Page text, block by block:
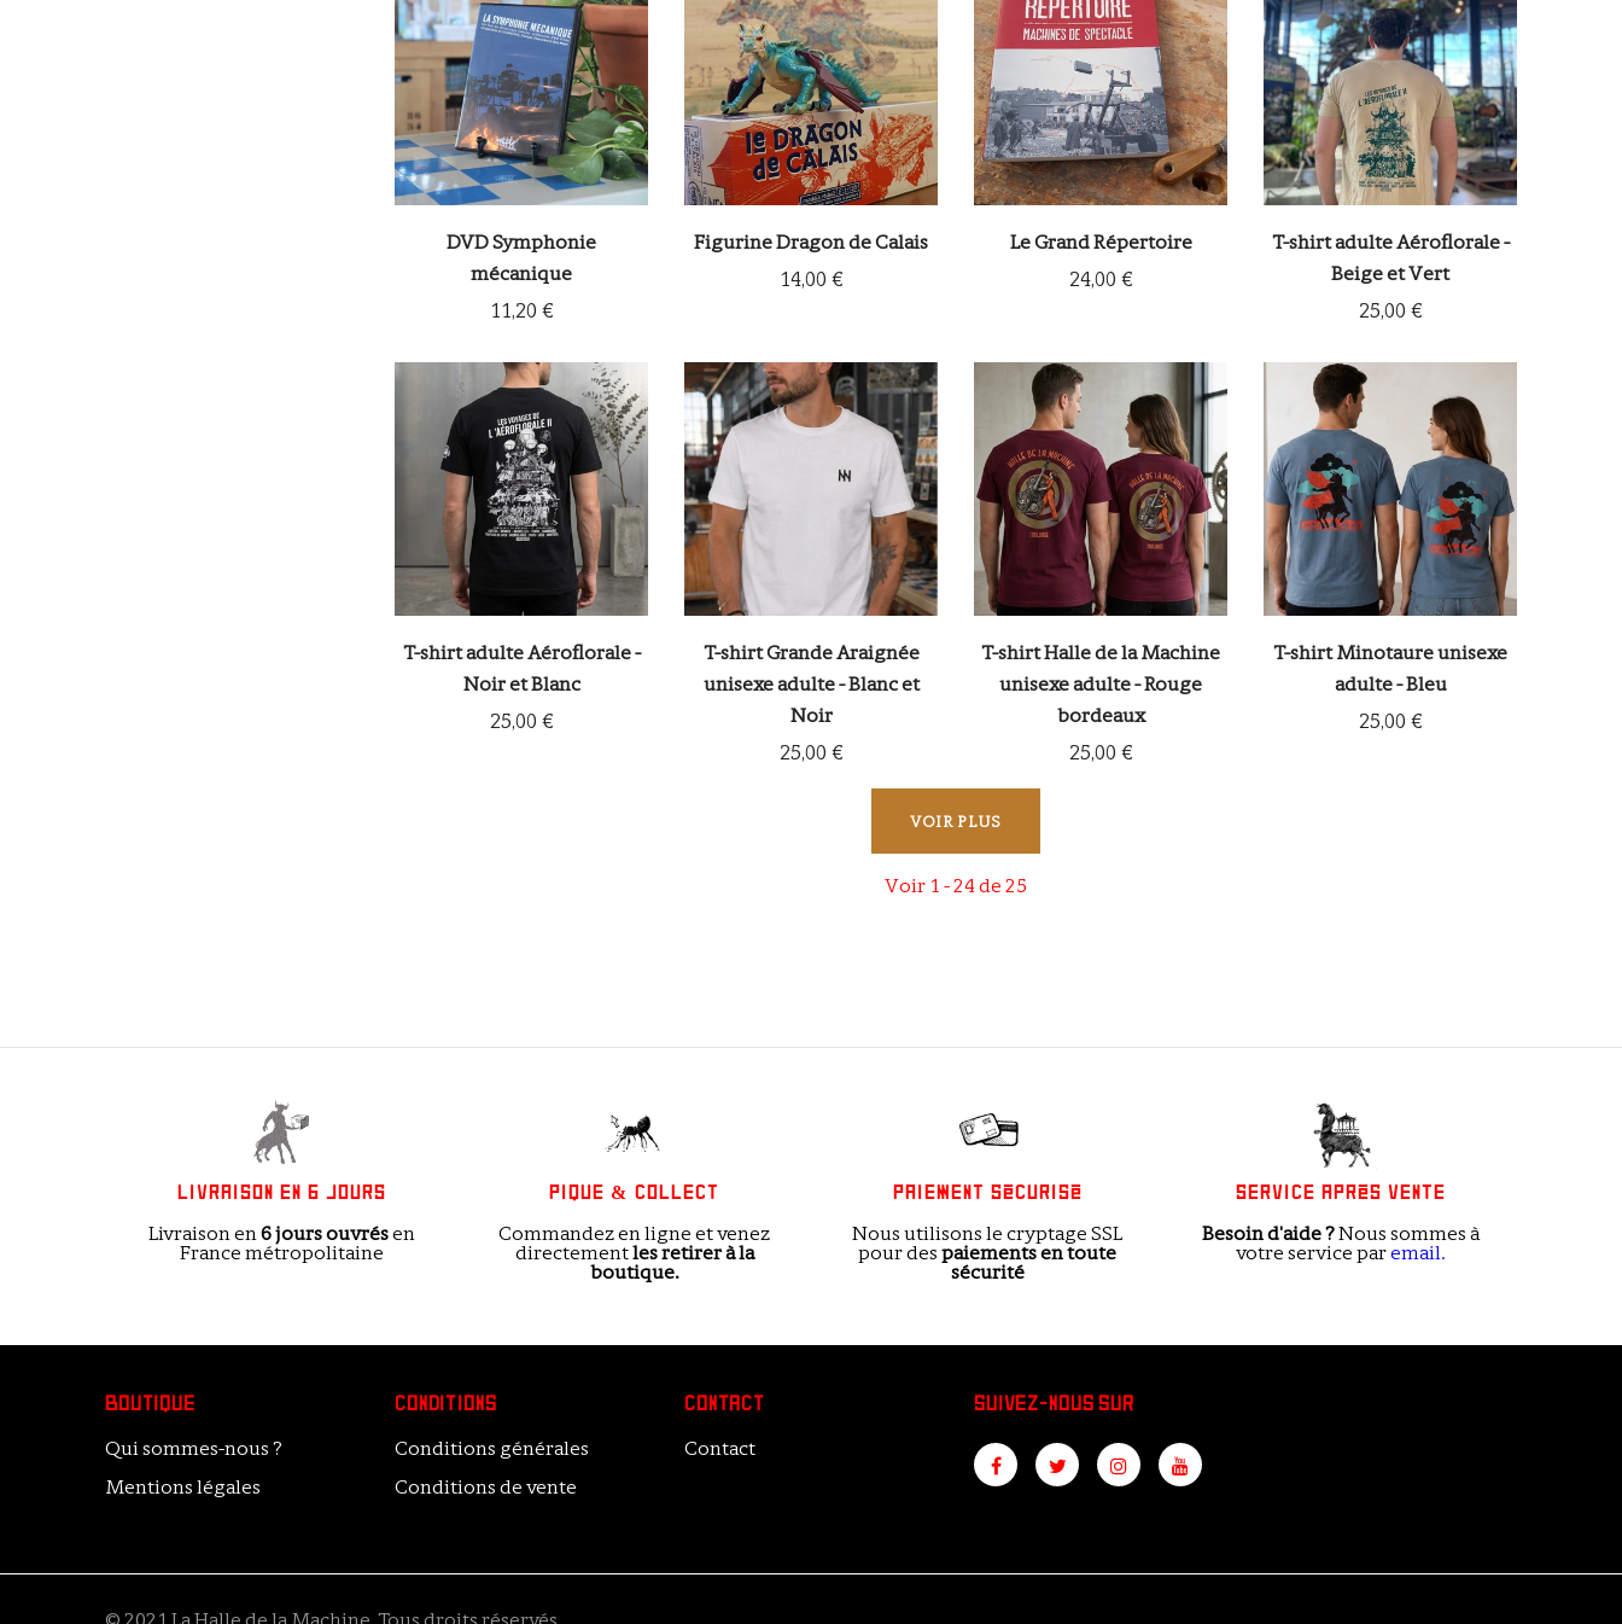
DVD Symphonie
mécanique
11,20 €
Figurine Dragon de Calais
14,00 €
Le Grand Répertoire
24,00 €
T-shirt adulte Aéroflorale -
Beige et Vert
25,00 €
T-shirt adulte Aéroflorale -
Noir et Blanc
25,00 €
T-shirt Grande Araignée
unisexe adulte - Blanc et
Noir
25,00 €
T-shirt Halle de la Machine
unisexe adulte - Rouge
bordeaux
25,00 €
T-shirt Minotaure unisexe
adulte - Bleu
25,00 €
VOIR PLUS
Voir 1 -24de 25
LIVRAISON EN 6 JOURS
Livraison en6 jours ouvrésen
France métropolitaine
PIQUE & COLLECT
Commandez en ligne et venez
directementlesretirer à la
boutique.
PAIEMENT SÉCURISÉ
Nous utilisons le cryptage SSL
pour despaiements en toute
sécurité
SERVICE APRÈS VENTE
Besoin d'aide ?Nous sommes à
votre service paremail.
BOUTIQUE
Qui sommes-nous ?
Mentions légales
CONDITIONS
Conditions générales
Conditions de vente
CONTACT
Contact
SUIVEZ-NOUS SUR